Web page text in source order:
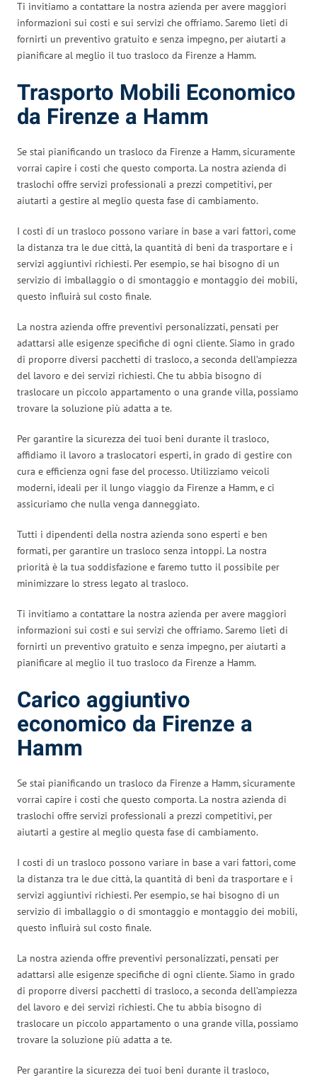
Ti invitiamo a contattare la nostra azienda per avere maggiori
informazioni sui costi e sui servizi che offriamo. Saremo lieti di
fornirti un preventivo gratuito e senza impegno, per aiutarti a
pianificare al meglio il tuo trasloco da Firenze a Hamm.
Trasporto Mobili Economico
da Firenze a Hamm
Se stai pianificando un trasloco da Firenze a Hamm, sicuramente
vorrai capire i costi che questo comporta. La nostra azienda di
traslochi offre servizi professionali a prezzi competitivi, per
aiutarti a gestire al meglio questa fase di cambiamento.
I costi di un trasloco possono variare in base a vari fattori, come
la distanza tra le due città, la quantità di beni da trasportare e i
servizi aggiuntivi richiesti. Per esempio, se hai bisogno di un
servizio di imballaggio o di smontaggio e montaggio dei mobili,
questo influirà sul costo finale.
La nostra azienda offre preventivi personalizzati, pensati per
adattarsi alle esigenze specifiche di ogni cliente. Siamo in grado
di proporre diversi pacchetti di trasloco, a seconda dell’ampiezza
del lavoro e dei servizi richiesti. Che tu abbia bisogno di
traslocare un piccolo appartamento o una grande villa, possiamo
trovare la soluzione più adatta a te.
Per garantire la sicurezza dei tuoi beni durante il trasloco,
affidiamo il lavoro a traslocatori esperti, in grado di gestire con
cura e efficienza ogni fase del processo. Utilizziamo veicoli
moderni, ideali per il lungo viaggio da Firenze a Hamm, e ci
assicuriamo che nulla venga danneggiato.
Tutti i dipendenti della nostra azienda sono esperti e ben
formati, per garantire un trasloco senza intoppi. La nostra
priorità è la tua soddisfazione e faremo tutto il possibile per
minimizzare lo stress legato al trasloco.
Ti invitiamo a contattare la nostra azienda per avere maggiori
informazioni sui costi e sui servizi che offriamo. Saremo lieti di
fornirti un preventivo gratuito e senza impegno, per aiutarti a
pianificare al meglio il tuo trasloco da Firenze a Hamm.
Carico aggiuntivo
economico da Firenze a
Hamm
Se stai pianificando un trasloco da Firenze a Hamm, sicuramente
vorrai capire i costi che questo comporta. La nostra azienda di
traslochi offre servizi professionali a prezzi competitivi, per
aiutarti a gestire al meglio questa fase di cambiamento.
I costi di un trasloco possono variare in base a vari fattori, come
la distanza tra le due città, la quantità di beni da trasportare e i
servizi aggiuntivi richiesti. Per esempio, se hai bisogno di un
servizio di imballaggio o di smontaggio e montaggio dei mobili,
questo influirà sul costo finale.
La nostra azienda offre preventivi personalizzati, pensati per
adattarsi alle esigenze specifiche di ogni cliente. Siamo in grado
di proporre diversi pacchetti di trasloco, a seconda dell’ampiezza
del lavoro e dei servizi richiesti. Che tu abbia bisogno di
traslocare un piccolo appartamento o una grande villa, possiamo
trovare la soluzione più adatta a te.
Per garantire la sicurezza dei tuoi beni durante il trasloco,